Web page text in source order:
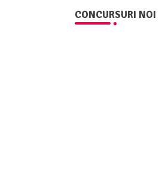
CONCURSURI NOI